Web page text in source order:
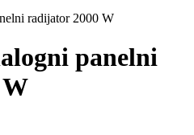
radijator 2000 W
panelni